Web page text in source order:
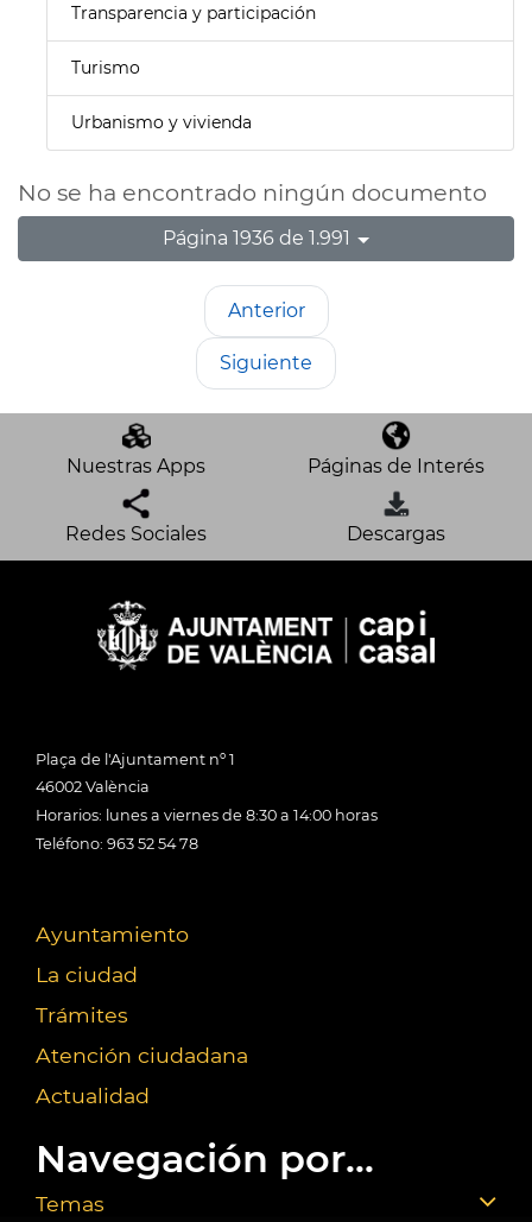
Transparencia y participación
Turismo
Urbanismo y vivienda
No se ha encontrado ningún documento
Página 1936 de 1.991
Anterior
Siguiente
Nuestras Apps Páginas de Interés
Redes Sociales Descargas
Plaça de l'Ajuntament nº 1
46002 València
Horarios: lunes a viernes de 8:30 a 14:00 horas
Teléfono: 963 52 54 78
Ayuntamiento
La ciudad
Trámites
Atención ciudadana
Actualidad
Navegación por...
Temas